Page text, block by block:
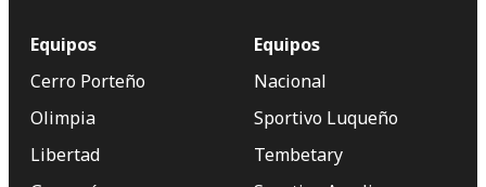
Equipos
Cerro Porteño
Olimpia
Libertad
Equipos
Nacional
Sportivo Luqueño
Tembetary